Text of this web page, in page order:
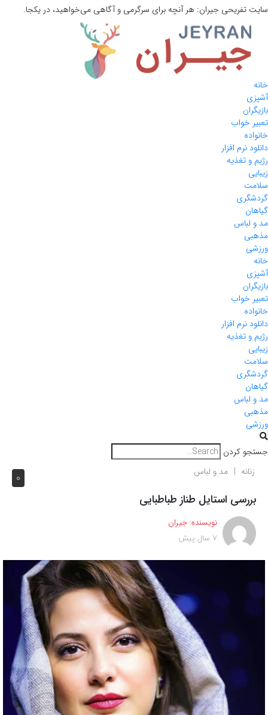
سایت تفریحی جیران: هر آنچه برای سرگرمی و آگاهی می‌خواهید، در یکجا.
خانه
آشپزی
بازیگران
تعبیر خواب
خانواده
دانلود نرم افزار
رژیم و تغذیه
زیبایی
سلامت
گردشگری
گیاهان
مد و لباس
مذهبی
ورزشی
خانه
آشپزی
بازیگران
تعبیر خواب
خانواده
دانلود نرم افزار
رژیم و تغذیه
زیبایی
سلامت
گردشگری
گیاهان
مد و لباس
مذهبی
ورزشی
جستجو کردن
0 زنانه مد و لباس
بررسی استایل طناز طباطبایی
نویسنده: جیران
7 سال پیش